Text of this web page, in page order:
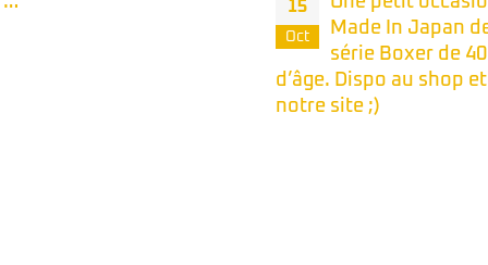
14
Oct
Takamine EN10C
Fabrication
. Disponible à l’essais
magasin et en